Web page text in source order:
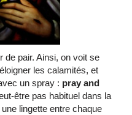
de pair. Ainsi, on voit se
les calamités, et
un spray : pray and
être pas habituel dans la
lingette entre chaque